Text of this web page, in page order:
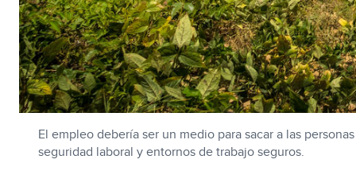
El empleo debería ser un medio para sacar a las
seguridad laboral y entornos de trabajo seguros.